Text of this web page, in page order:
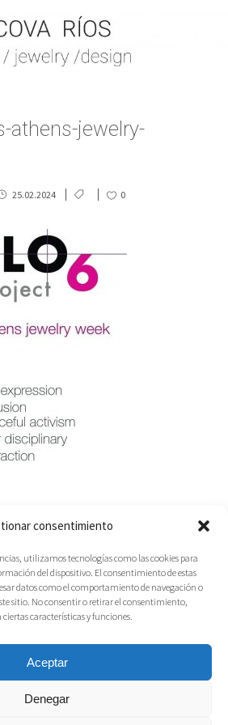
consentimiento
utilizamos tecnologías como las cookies para
del dispositivo. El consentimiento de estas
datos como el comportamiento de navegación o
sitio. No consentir o retirar el consentimiento,
características y funciones.
Aceptar
Denegar
athens-jewelry-
25.02.2024 0